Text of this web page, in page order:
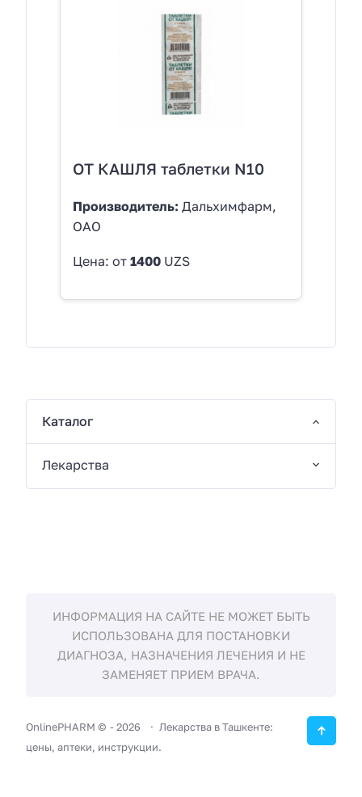
ОТ КАШЛЯ таблетки N10
Производитель: Дальхимфарм,
ОАО
Цена: от 1400 UZS
Каталог
Лекарства
ИНФОРМАЦИЯ НА САЙТЕ НЕ МОЖЕТ БЫТЬ
ИСПОЛЬЗОВАНА ДЛЯ ПОСТАНОВКИ
ДИАГНОЗА, НАЗНАЧЕНИЯ ЛЕЧЕНИЯ И НЕ
ЗАМЕНЯЕТ ПРИЕМ ВРАЧА.
OnlinePHARM © -2026
Лекарства в Ташкенте:
цены, аптеки, инструкции.